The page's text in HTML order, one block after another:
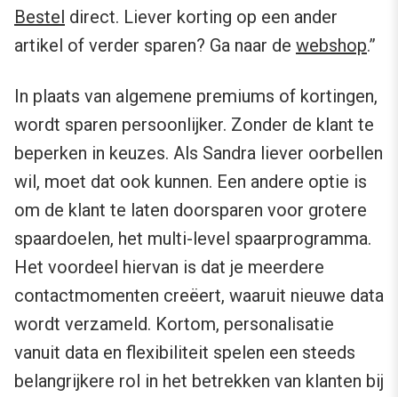
Bestel direct. Liever korting op een ander
artikel of verder sparen? Ga naar de webshop.”
In plaats van algemene premiums of kortingen,
wordt sparen persoonlijker. Zonder de klant te
beperken in keuzes. Als Sandra liever oorbellen
wil, moet dat ook kunnen. Een andere optie is
om de klant te laten doorsparen voor grotere
spaardoelen, het multi-level spaarprogramma.
Het voordeel hiervan is dat je meerdere
contactmomenten creëert, waaruit nieuwe data
wordt verzameld. Kortom, personalisatie
vanuit data en flexibiliteit spelen een steeds
belangrijkere rol in het betrekken van klanten bij